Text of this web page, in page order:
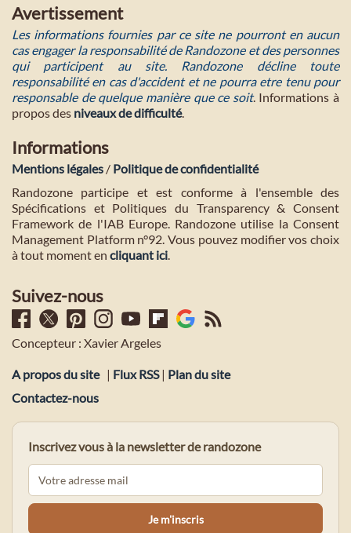
Avertissement
Les informations fournies par ce site ne pourront en aucun
cas engager la responsabilité de Randozone et des personnes
qui participent au site. Randozone décline toute
responsabilité en cas d'accident et ne pourra etre tenu pour
responsable de quelque manière que ce soit. Informations à
propos des niveaux de difficulté.
Informations
Mentions légales / Politique de confidentialité
Randozone participe et est conforme à l'ensemble des
Spécifications et Politiques du Transparency & Consent
Framework de l'IAB Europe. Randozone utilise la Consent
Management Platform n°92. Vous pouvez modifier vos choix
à tout moment en cliquant ici.
Suivez-nous
Concepteur : Xavier Argeles
A propos du site | Flux RSS| Plan du site
Contactez-nous
Inscrivez vous à la newsletter de randozone